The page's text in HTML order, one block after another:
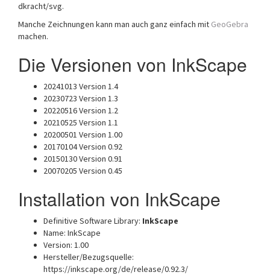
dkracht/svg.
Manche Zeichnungen kann man auch ganz einfach mit GeoGebra
machen.
Die Versionen von InkScape
20241013 Version 1.4
20230723 Version 1.3
20220516 Version 1.2
20210525 Version 1.1
20200501 Version 1.00
20170104 Version 0.92
20150130 Version 0.91
20070205 Version 0.45
Installation von InkScape
Definitive Software Library: InkScape
Name: InkScape
Version: 1.00
Hersteller/Bezugsquelle:
https://inkscape.org/de/release/0.92.3/